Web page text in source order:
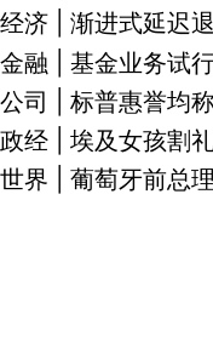
经济
渐进式延迟
金融
基金业务试
公司
标普惠誉均
政经
埃及女孩割
世界
葡萄牙前总